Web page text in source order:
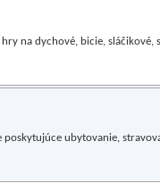
na dychové, bicie,
poskytujúce ubytovanie,